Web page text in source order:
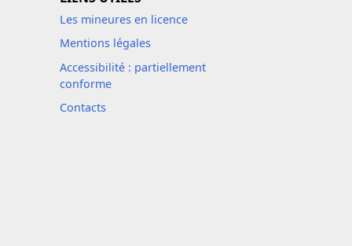
Les mineures en licence
Mentions légales
Accessibilité : partiellement
conforme
Contacts